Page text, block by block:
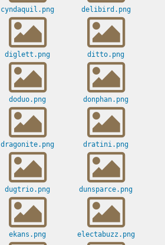
cyndaquil.png delibird.png
diglett.png ditto.png
doduo.png donphan.png
dragonite.png dratini.png
dugtrio.png dunsparce.png
ekans.png electabuzz.png